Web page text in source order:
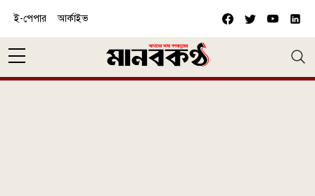
ই-পেপার আর্কাইভ